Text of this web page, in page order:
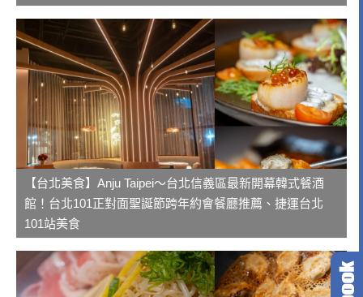
【台北美食】Anju Taipei～台北信義區最新開幕韓式餐酒
館！台北101正對面聖誕節跨年約會餐廳推薦、捷運台北
101站美食